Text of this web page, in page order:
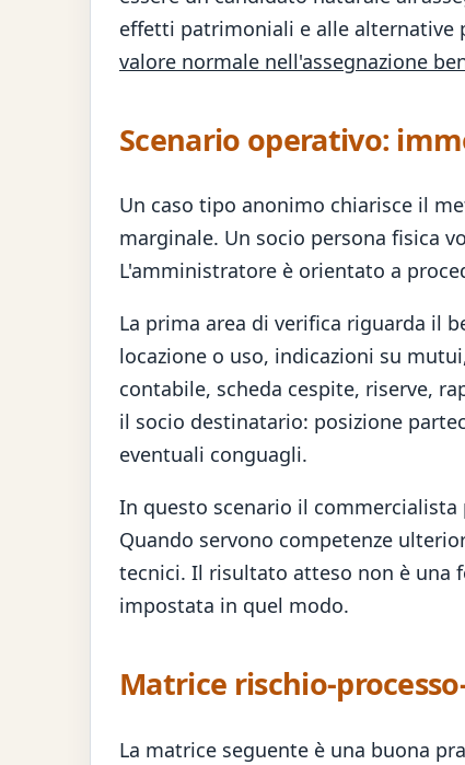
effetti patrimoniali e alle alternative
valore normale nell'assegnazione
Scenario operativo:
Un caso tipo anonimo chiarisce il
marginale. Un socio persona fisica
L'amministratore è orientato a
La prima area di verifica riguarda il
locazione o uso, indicazioni su
contabile, scheda cespite, riserve,
il socio destinatario: posizione
eventuali conguagli.
In questo scenario il
Quando servono competenze
tecnici. Il risultato atteso non è una
impostata in quel modo.
Matrice rischio-
La matrice seguente è una buona